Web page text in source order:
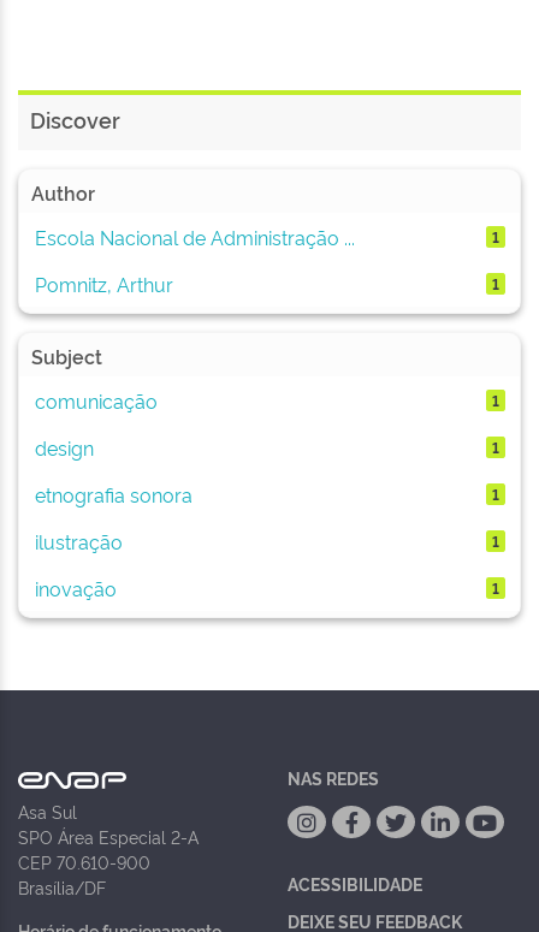
Discover
Author
Escola Nacional de Administração ...
1
Pomnitz, Arthur 1
Subject
comunicação
1
design 1
etnografia sonora 1
ilustração 1
inovação 1
Asa Sul
SPO Área Especial 2-A
CEP 70.610-900
Brasília/DF
NAS REDES
ACESSIBILIDADE
DEIXE SEU FEEDBACK